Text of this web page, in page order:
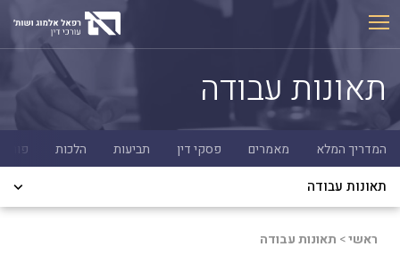
Skip
to
content
תאונות עבודה
המדריך המלא מאמרים פסקי דין תביעות הלכות פורום
תאונות עבודה
ראשי> תאונות עבודה